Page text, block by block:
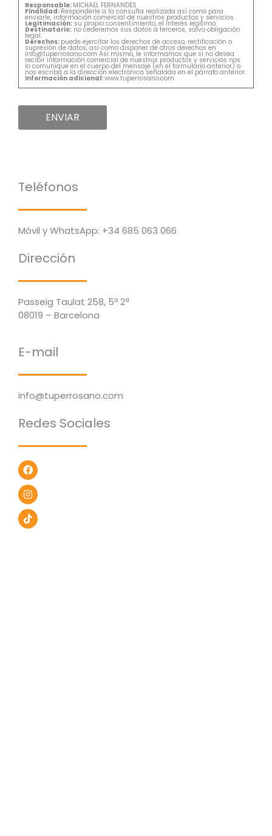
Responsable: MICHAEL FERNANDES
Finalidad: Responderle a la consulta realizada así como para
enviarle, información comercial de nuestros productos y servicios.
Legitimación: su propio consentimiento, el interés legítimo.
Destinatario: no cederemos sus datos a terceros, salvo obligación
legal.
Derechos: puede ejercitar los derechos de acceso, rectificación o
supresión de datos, así como disponer de otros derechos en
info@tuperrosano.com Así mismo, le informamos que si no desea
recibir información comercial de nuestros productos y servicios nos
lo comunique en el cuerpo del mensaje (en el formulario anterior) o
nos escriba a la dirección electrónica señalada en el párrafo anterior.
Información adicional:www.tuperrosano.com
ENVIAR
Teléfonos
Móvil y WhatsApp: +34 685 063 066
Dirección
Passeig Taulat 258, 5º 2ª
08019 – Barcelona
E-mail
info@tuperrosano.com
Redes Sociales